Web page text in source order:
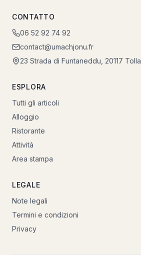
CONTATTO
06 52 92 74 92
contact@umachjonu.fr
23 Strada di Funtaneddu, 20117 Tolla
ESPLORA
Tutti gli articoli
Alloggio
Ristorante
Attività
Area stampa
LEGALE
Note legali
Termini e condizioni
Privacy